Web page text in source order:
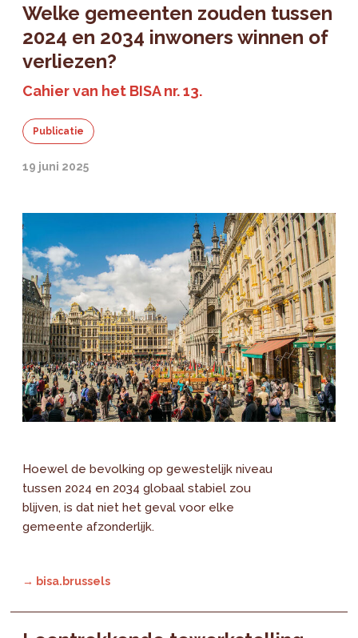
Welke gemeenten zouden tussen
2024 en 2034 inwoners winnen of
verliezen?
Cahier van het BISA nr. 13.
Publicatie
19 juni 2025
Hoewel de bevolking op gewestelijk niveau
tussen 2024 en 2034 globaal stabiel zou
blijven, is dat niet het geval voor elke
gemeente afzonderlijk.
→ bisa.brussels